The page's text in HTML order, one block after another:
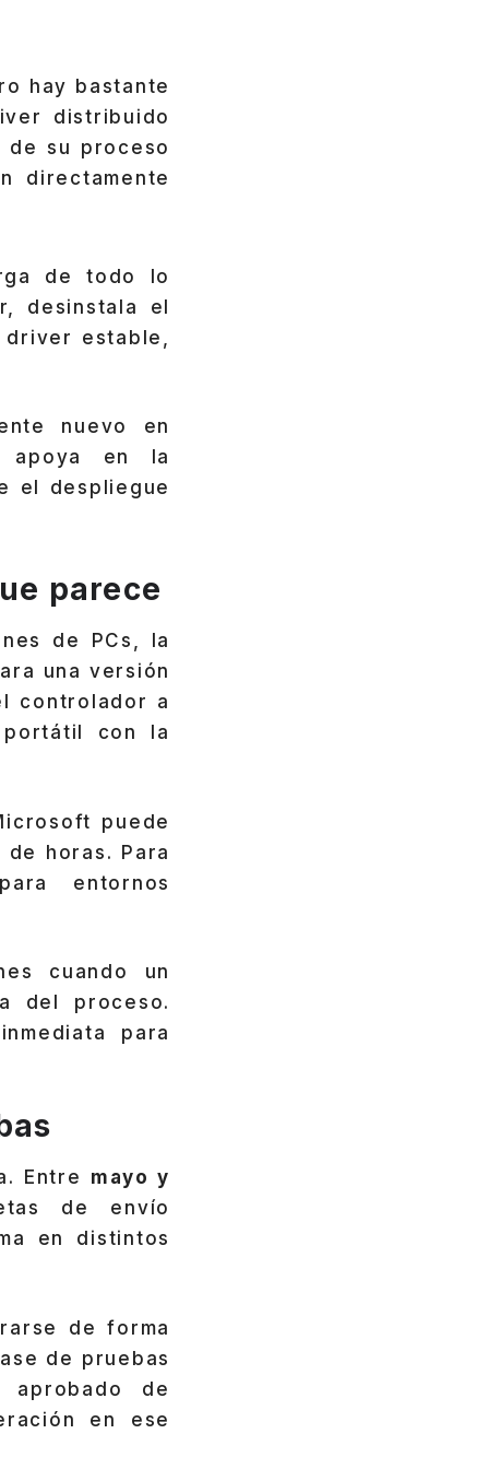
hay bastante
distribuido
de su proceso
directamente
de todo lo
desinstala el
estable,
nuevo en
en la
el despliegue
parece
de PCs, la
una versión
controlador a
portátil con la
puede
horas. Para
entornos
cuando un
del proceso.
para
Entre mayo y
de envío
en distintos
de forma
de pruebas
de
en ese